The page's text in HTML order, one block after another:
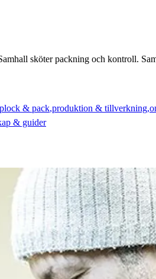
sköter packning och kontroll.
plock & pack produktion & tillverkning
& guider